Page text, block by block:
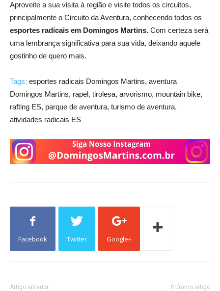
Aproveite a sua visita à região e visite todos os circuitos,
principalmente o Circuito da Aventura, conhecendo todos os
esportes radicais em Domingos Martins. Com certeza será
uma lembrança significativa para sua vida, deixando aquele
gostinho de quero mais.
Tags: esportes radicais Domingos Martins, aventura
Domingos Martins, rapel, tirolesa, arvorismo, mountain bike,
rafting ES, parque de aventura, turismo de aventura,
atividades radicais ES
Facebook Twitter Google+
Artigo anterior Próximo artigo